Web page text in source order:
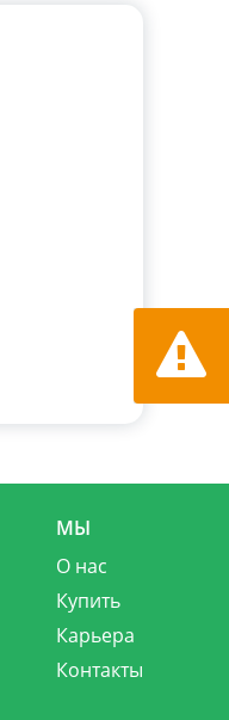
МЫ
О нас
Купить
Карьера
Контакты